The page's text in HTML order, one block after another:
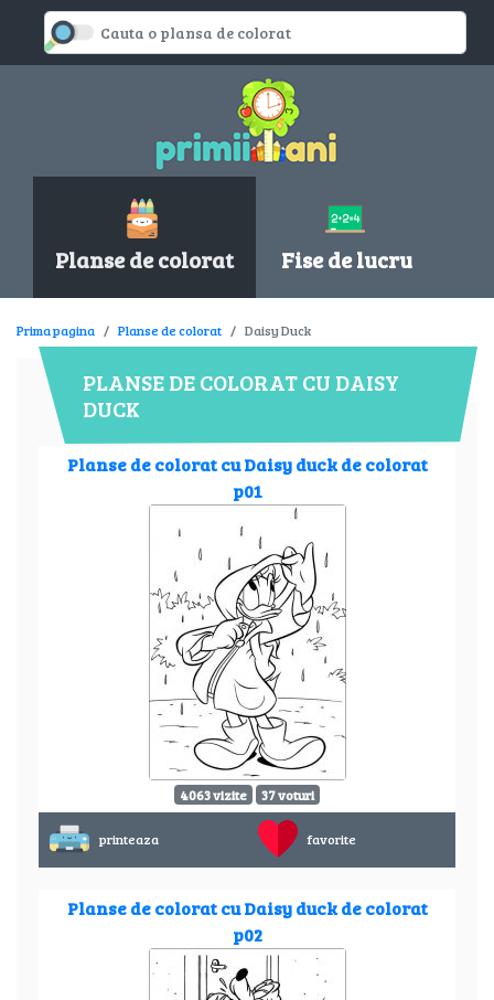
Planse de colorat Fise de lucru
Prima pagina Planse de colorat Daisy Duck
PLANSE DE COLORAT CU DAISY
DUCK
Planse de colorat cu Daisy duck de colorat
p01
4063 vizite 37 voturi
printeaza favorite
Planse de colorat cu Daisy duck de colorat
p02